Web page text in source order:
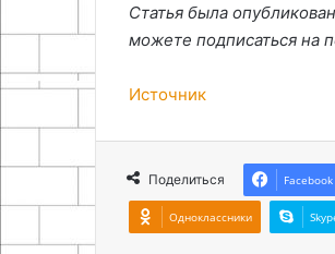
Статья была
можете подписаться на
Источник
Поделиться Facebook
Одноклассники